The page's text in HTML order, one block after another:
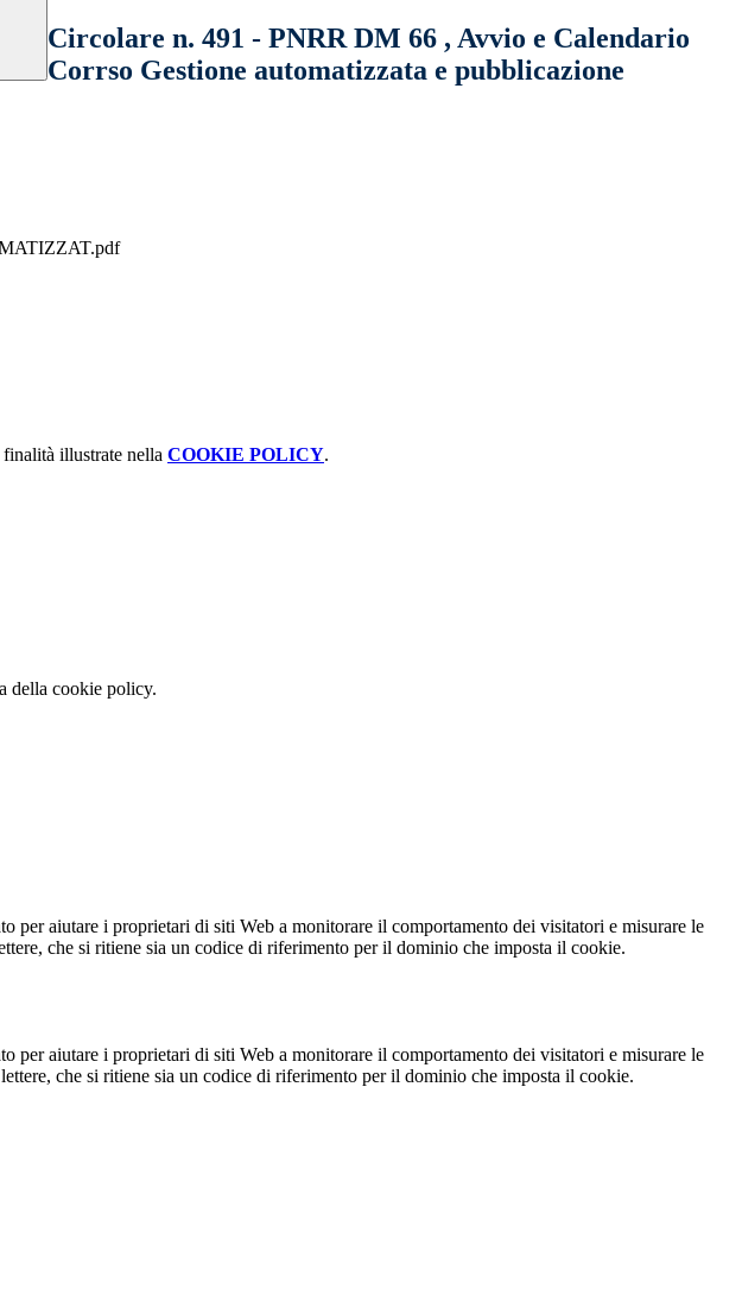
Circolare n. 491 - PNRR DM 66 , Avvio e Calendario
Corrso Gestione automatizzata e pubblicazione
illustrate nella COOKIE POLICY.
della cookie policy.
aiutare i proprietari di siti Web a monitorare il comportamento dei visitatori e misurare le
che si ritiene sia un codice di riferimento per il dominio che imposta il cookie.
aiutare i proprietari di siti Web a monitorare il comportamento dei visitatori e misurare le
che si ritiene sia un codice di riferimento per il dominio che imposta il cookie.